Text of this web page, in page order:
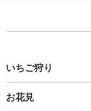
いちご狩り
お花見